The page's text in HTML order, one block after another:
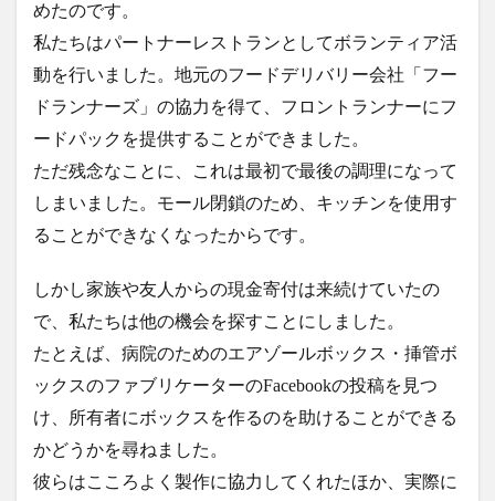
めたのです。
私たちはパートナーレストランとしてボランティア活
動を行いました。地元のフードデリバリー会社「フー
ドランナーズ」の協力を得て、フロントランナーにフ
ードパックを提供することができました。
ただ残念なことに、これは最初で最後の調理になって
しまいました。モール閉鎖のため、キッチンを使用す
ることができなくなったからです。
しかし家族や友人からの現金寄付は来続けていたの
で、私たちは他の機会を探すことにしました。
たとえば、病院のためのエアゾールボックス・挿管ボ
ックスのファブリケーターのFacebookの投稿を見つ
け、所有者にボックスを作るのを助けることができる
かどうかを尋ねました。
彼らはこころよく製作に協力してくれたほか、実際に